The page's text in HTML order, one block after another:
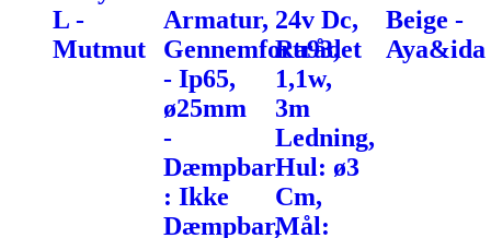
L -
Mutmut
Armatur,
Gennemfortrådet
- Ip65,
ø25mm
-
Dæmpbar
: Ikke
Dæmpbar,
24v Dc,
Ra93,
1,1w,
3m
Ledning,
Hul: ø3
Cm,
Mål:
Beige -
Aya&ida